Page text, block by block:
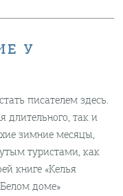
У
писателем здесь.
длительного, так и
зимние месяцы,
туристами, как
книге «Келья
доме»